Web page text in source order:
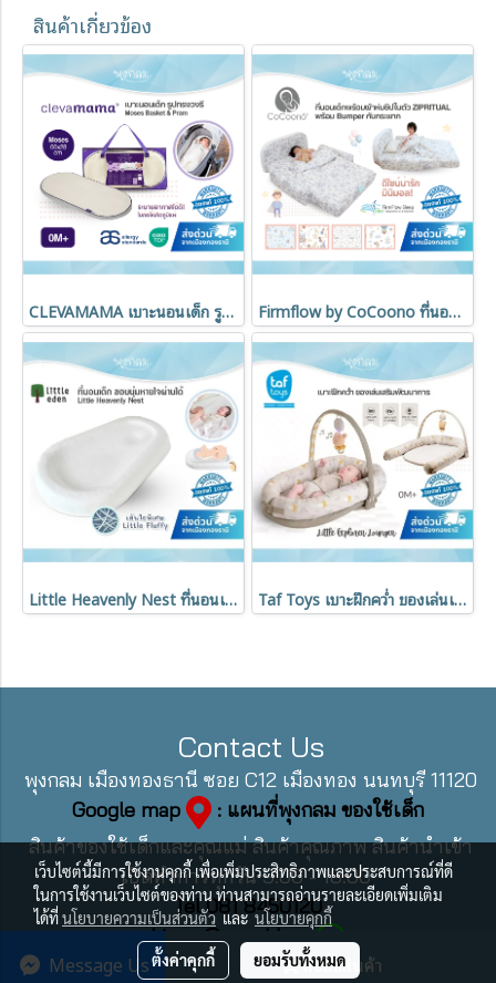
สั่งซื้อสินค้า
Message Us
สินค้าเกี่ยวข้อง
CLEVAMAMA เบาะนอนเด็ก รูปทรงวงรี Moses Basket & Pram Firmflow by CoCoono ที่นอนเด็กพร้อมผ้าห่มซิปในตัว ZIPRITUAL พร้อม Bumper กันกระแทก
Little Heavenly Nest ที่นอนเด็กแรกเกิด ขอบนุ่ม ระบายอากาศได้ดี รองรับสรีระ สำหรับเด็ก 0-8 เดือน Taf Toys เบาะฝึกคว่ำ ของเล่นเสริมพัฒนาการสำหรับเด็กแรกเกิด Little Explorer Lounger (0m+)
Contact Us
พุงกลม เมืองทองธานี ซอย C12 เมืองทอง นนทบุรี 11120
Google map
: แผนที่พุงกลม ของใช้เด็ก
สินค้าของใช้เด็กและคุณแม่ สินค้าคุณภาพ สินค้านำเข้า
เปิดทำการทุกวัน 9:00 - 18:00
Tel 081 8450120
Line : @pungklom
เว็บไซต์นี้มีการใช้งานคุกกี้ เพื่อเพิ่มประสิทธิภาพและประสบการณ์ที่ดี
ในการใช้งานเว็บไซต์ของท่าน ท่านสามารถอ่านรายละเอียดเพิ่มเติม
ได้ที่นโยบายความเป็นส่วนตัวและนโยบายคุกกี้
ตั้งค่าคุกกี้ ยอมรับทั้งหมด